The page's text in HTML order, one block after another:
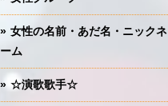
女性の名前・あだ名・ニックネ
ーム
☆演歌歌手☆